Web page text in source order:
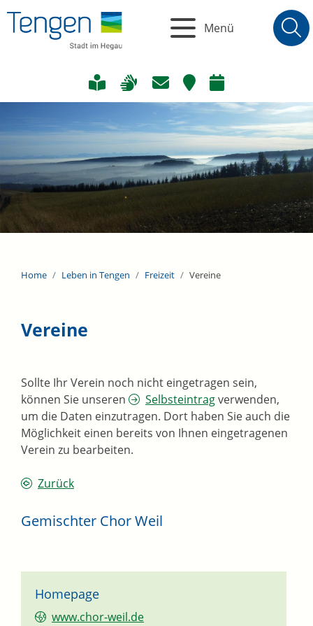
Menü
Home Leben in Tengen Freizeit Vereine
Vereine
Sollte Ihr Verein noch nicht eingetragen sein,
können Sie unseren
Selbsteintragverwenden,
um die Daten einzutragen. Dort haben Sie auch die
Möglichkeit einen bereits von Ihnen eingetragenen
Verein zu bearbeiten.
Zurück
Gemischter Chor Weil
Homepage
www.chor-weil.de